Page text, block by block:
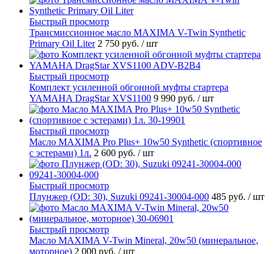
Быстрый просмотр
Трансмиссионное масло MAXIMA V-Twin Synthetic
Primary Oil Liter 2 750 руб. / шт
Быстрый просмотр
Комплект усиленной обгонной муфты стартера
YAMAHA DragStar XVS1100 9 990 руб. / шт
Быстрый просмотр
Масло MAXIMA Pro Plus+ 10w50 Synthetic (спортивное
с эстерами) 1л. 2 600 руб. / шт
Быстрый просмотр
Плунжер (OD: 30), Suzuki 09241-30004-000 485 руб. / шт
Быстрый просмотр
Масло MAXIMA V-Twin Mineral, 20w50 (минеральное,
моторное) 2 000 руб. / шт